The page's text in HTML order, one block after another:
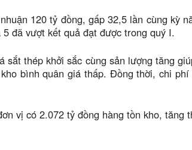
120 tỷ đồng, gấp 32,5 lần cùng kỳ
đã vượt kết quả đạt được trong quý I.
sắt thép khởi sắc cùng sản lượng tăng
bình quân giá thấp. Đồng thời, chi
vị có 2.072 tỷ đồng hàng tồn kho, tăng